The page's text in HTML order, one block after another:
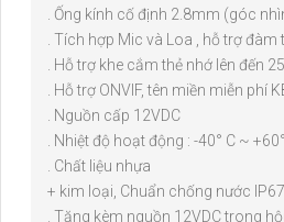
. Ống kính cố định 2.8mm (góc
. Tích hợp Mic và Loa , hỗ trợ đàm
. Hỗ trợ khe cắm thẻ nhớ lên đến
. Hỗ trợ ONVIF, tên miền miễn phí
. Nguồn cấp 12VDC
. Nhiệt độ hoạt động : -40° C ~
. Chất liệu nhựa
+ kim loại, Chuẩn chống nước IP67
. Tặng kèm nguồn 12VDC trong